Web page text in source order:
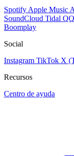
Spotify Apple Music
SoundCloud Tidal
Boomplay
Social
Instagram TikTok X
Recursos
Centro de ayuda